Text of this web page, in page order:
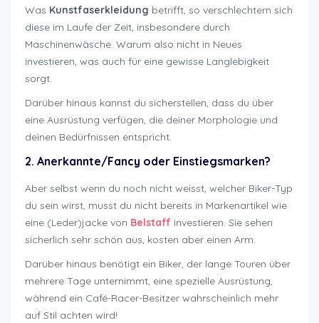
Was Kunstfaserkleidung betrifft, so verschlechtern sich
diese im Laufe der Zeit, insbesondere durch
Maschinenwäsche. Warum also nicht in Neues
investieren, was auch für eine gewisse Langlebigkeit
sorgt.
Darüber hinaus kannst du sicherstellen, dass du über
eine Ausrüstung verfügen, die deiner Morphologie und
deinen Bedürfnissen entspricht.
2. Anerkannte/Fancy oder Einstiegsmarken?
Aber selbst wenn du noch nicht weisst, welcher Biker-Typ
du sein wirst, musst du nicht bereits in Markenartikel wie
eine (Leder)jacke von Belstaff investieren. Sie sehen
sicherlich sehr schön aus, kosten aber einen Arm.
Darüber hinaus benötigt ein Biker, der lange Touren über
mehrere Tage unternimmt, eine spezielle Ausrüstung,
während ein Café-Racer-Besitzer wahrscheinlich mehr
auf Stil achten wird!